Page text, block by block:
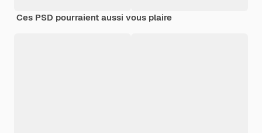
Ces PSD pourraient aussi vous plaire